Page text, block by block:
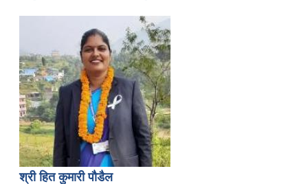
श्री हित कुमारी पौडैल